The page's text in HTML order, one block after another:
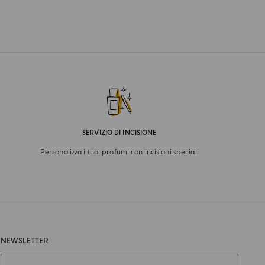
SERVIZIO DI INCISIONE
Personalizza i tuoi profumi con incisioni speciali
NEWSLETTER